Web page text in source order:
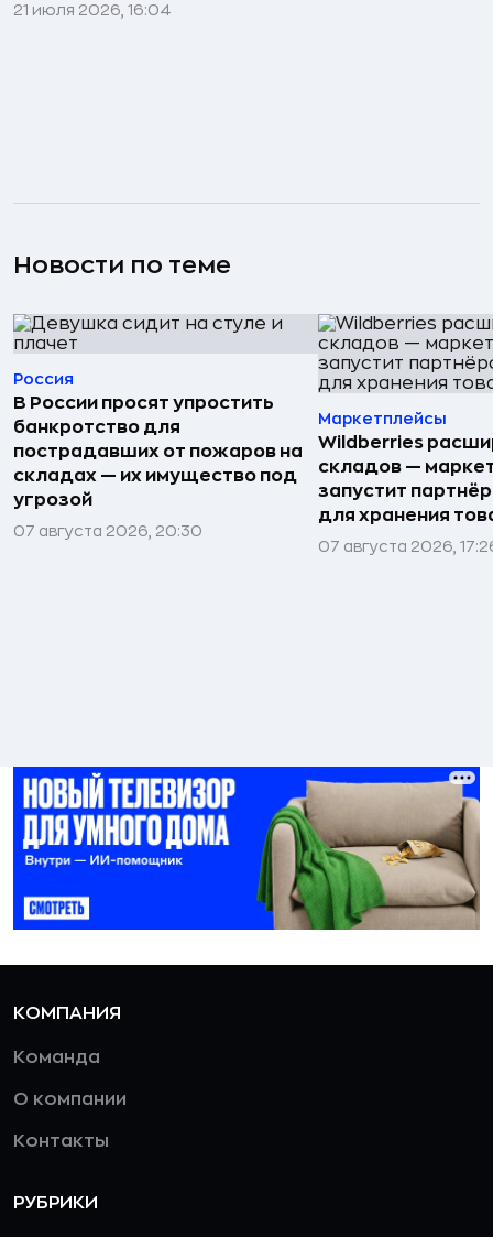
21 июля 2026, 16:04
Новости по теме
Россия
В России просят упростить
банкротство для
пострадавших от пожаров на
складах — их имущество под
угрозой
07 августа 2026, 20:30
Маркетплейсы
Wildberries
складов —
запустит
для хранения
07 августа 2026,
КОМПАНИЯ
Команда
О компании
Контакты
РУБРИКИ